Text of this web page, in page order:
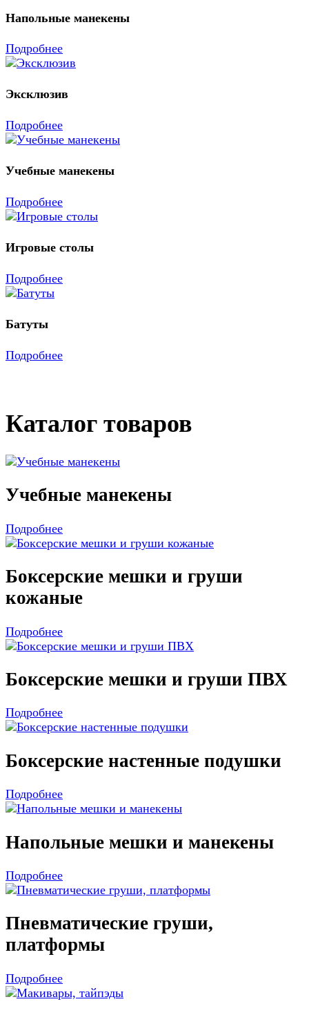
Напольные манекены
Подробнее
Эксклюзив
Подробнее
Учебные манекены
Подробнее
Игровые столы
Подробнее
Батуты
Подробнее
Каталог товаров
Учебные манекены
Подробнее
Боксерские мешки и груши
кожаные
Подробнее
Боксерские мешки и груши ПВХ
Подробнее
Боксерские настенные подушки
Подробнее
Напольные мешки и манекены
Подробнее
Пневматические груши,
платформы
Подробнее